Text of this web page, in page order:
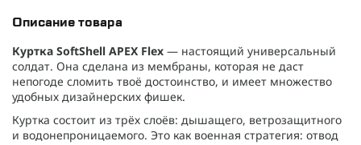
Описание товара
Куртка SoftShell APEX Flex — настоящий универсальный
солдат. Она сделана из мембраны, которая не даст
непогоде сломить твоё достоинство, и имеет множество
удобных дизайнерских фишек.
Куртка состоит из трёх слоёв: дышащего, ветрозащитного
и водонепроницаемого. Это как военная стратегия: отвод